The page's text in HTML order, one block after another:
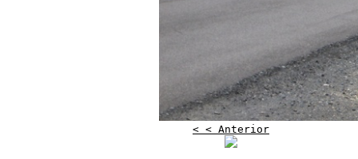
< < Anterior